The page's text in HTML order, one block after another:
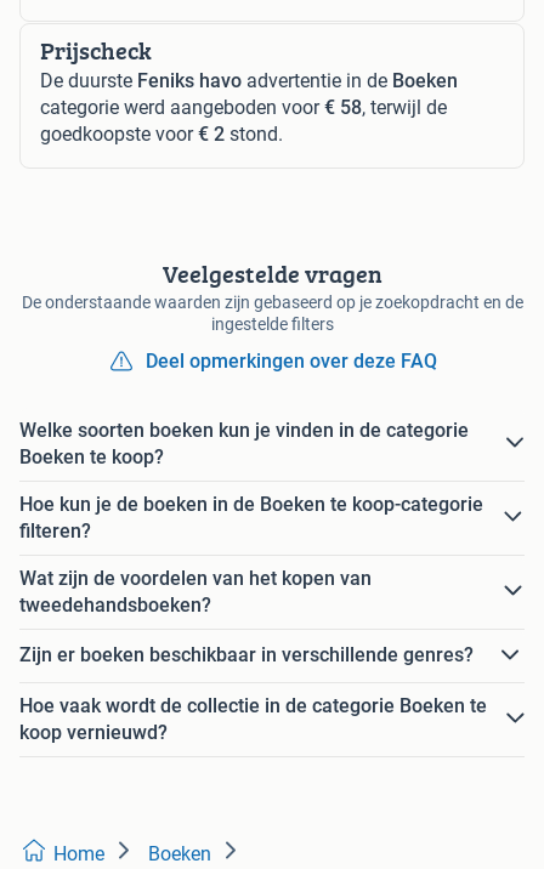
Prijscheck
De duurste Feniks havo advertentie in de Boeken
categorie werd aangeboden voor€ 58, terwijl de
goedkoopste voor€ 2 stond.
Veelgestelde vragen
De onderstaande waarden zijn gebaseerd op je zoekopdracht en de
ingestelde filters
Deel opmerkingen over deze FAQ
Welke soorten boeken kun je vinden in de categorie
Boeken te koop?
Hoe kun je de boeken in de Boeken te koop-categorie
filteren?
Wat zijn de voordelen van het kopen van
tweedehandsboeken?
Zijn er boeken beschikbaar in verschillende genres?
Hoe vaak wordt de collectie in de categorie Boeken te
koop vernieuwd?
Home Boeken